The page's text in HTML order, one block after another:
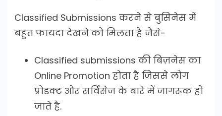
Classified Submissions करने से बुसिनेस में
बहुत फायदा देखने को मिलता है जैसे-
Classified submissions की बिज़नेस का
Online Promotion होता है जिससे लोग
प्रोडक्ट और सर्विसेज के बारे में जागरूक हो
जाते है.